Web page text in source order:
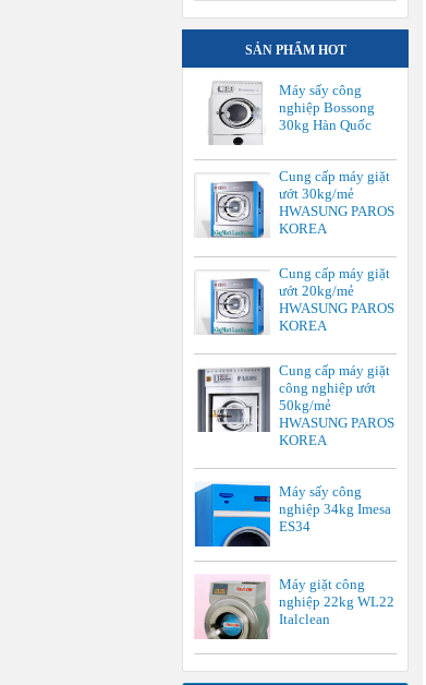
SẢN PHẨM HOT
Máy sấy công
nghiệp Bossong
30kg Hàn Quốc
Cung cấp máy giặt
ướt 30kg/mẻ
HWASUNG PAROS
KOREA
Cung cấp máy giặt
ướt 20kg/mẻ
HWASUNG PAROS
KOREA
Cung cấp máy giặt
công nghiệp ướt
50kg/mẻ
HWASUNG PAROS
KOREA
Máy sấy công
nghiệp 34kg Imesa
ES34
Máy giặt công
nghiệp 22kg WL22
Italclean